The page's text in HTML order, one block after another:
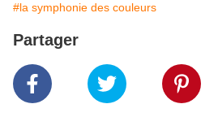
#la symphonie des couleurs
Partager